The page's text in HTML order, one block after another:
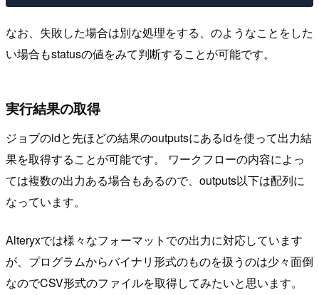
なお、失敗した場合は別な処理をする、のようなことをした
い場合もstatusの値をみて判断することが可能です。
実行結果の取得
ジョブのidと先ほどの結果のoutputsにあるidを使って出力結
果を取得することが可能です。 ワークフローの内容によっ
ては複数の出力ある場合もあるので、outputs以下は配列に
なっています。
Alteryxでは様々なフォーマットでの出力に対応しています
が、プログラムからバイナリ形式のものを扱うのは少々面倒
なのでCSV形式のファイルを取得してみたいと思います。